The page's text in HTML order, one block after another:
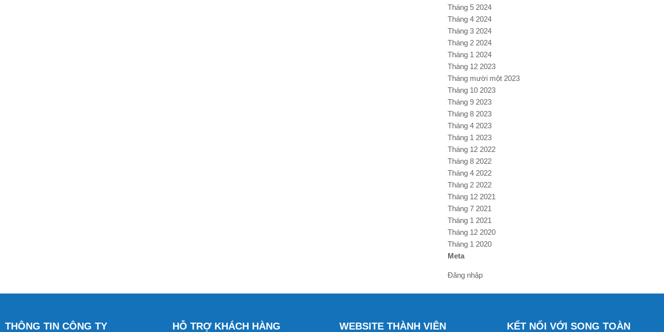
Tháng 5 2024
Tháng 4 2024
Tháng 3 2024
Tháng 2 2024
Tháng 1 2024
Tháng 12 2023
Tháng mười một 2023
Tháng 10 2023
Tháng 9 2023
Tháng 8 2023
Tháng 4 2023
Tháng 1 2023
Tháng 12 2022
Tháng 8 2022
Tháng 4 2022
Tháng 2 2022
Tháng 12 2021
Tháng 7 2021
Tháng 1 2021
Tháng 12 2020
Tháng 1 2020
Meta
Đăng nhập
THÔNG TIN CÔNG TY HỖ TRỢ KHÁCH HÀNG WEBSITE THÀNH VIÊN KẾT NỐI VỚI SONG TOÀN